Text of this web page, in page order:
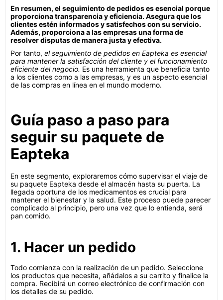
En resumen, el seguimiento de pedidos es esencial porque
proporciona transparencia y eficiencia. Asegura que los
clientes estén informados y satisfechos con su servicio.
Además, proporciona a las empresas una forma de
resolver disputas de manera justa y efectiva.
Por tanto, el seguimiento de pedidos en Eapteka es esencial
para mantener la satisfacción del cliente y el funcionamiento
eficiente del negocio. Es una herramienta que beneficia tanto
a los clientes como a las empresas, y es un aspecto esencial
de las compras en línea en el mundo moderno.
Guía paso a paso para
seguir su paquete de
Eapteka
En este segmento, exploraremos cómo supervisar el viaje de
su paquete Eapteka desde el almacén hasta su puerta. La
llegada oportuna de los medicamentos es crucial para
mantener el bienestar y la salud. Este proceso puede parecer
complicado al principio, pero una vez que lo entienda, será
pan comido.
1. Hacer un pedido
Todo comienza con la realización de un pedido. Seleccione
los productos que necesita, añádalos a su carrito y finalice la
compra. Recibirá un correo electrónico de confirmación con
los detalles de su pedido.